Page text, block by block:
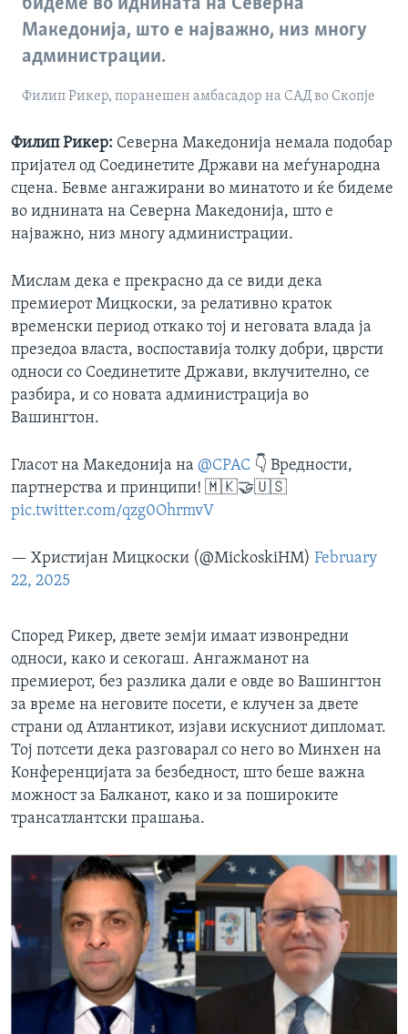
Македонија, што е најважно, низ многу
администрации.
Филип Рикер, поранешен амбасадор на САД во Скопје
Филип Рикер: Северна Македонија немала подобар
пријател од Соединетите Држави на меѓународна
сцена. Бевме ангажирани во минатото и ќе бидеме
во иднината на Северна Македонија, што е
најважно, низ многу администрации.
Мислам дека е прекрасно да се види дека
премиерот Мицкоски, за релативно краток
временски период откако тој и неговата влада ја
презедоа власта, воспоставија толку добри, цврсти
односи со Соединетите Држави, вклучително, се
разбира, и со новата администрација во
Вашингтон.
Гласот на Македонија на @CPAC 👇 Вредности,
партнерства и принципи! 🇲🇰🤝🇺🇸
pic.twitter.com/qzg0OhrmvV
— Христијан Мицкоски (@MickoskiHM) February
22, 2025
Според Рикер, двете земји имаат извонредни
односи, како и секогаш. Ангажманот на
премиерот, без разлика дали е овде во Вашингтон
за време на неговите посети, е клучен за двете
страни од Атлантикот, изјави искусниот дипломат.
Тој потсети дека разговарал со него во Минхен на
Конференцијата за безбедност, што беше важна
можност за Балканот, како и за пошироките
трансатлантски прашања.